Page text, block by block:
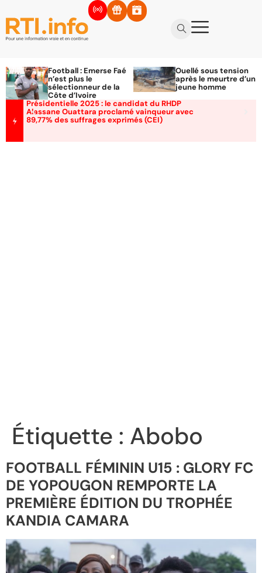
Football : Emerse Faé
n’est plus le
sélectionneur de la
Côte d’Ivoire
Ouellé sous tension
après le meurtre d’un
jeune homme
Présidentielle 2025 : le candidat du RHDP
Alassane Ouattara proclamé vainqueur avec
89,77% des suffrages exprimés (CEI)
Étiquette : Abobo
FOOTBALL FÉMININ U15 : GLORY FC
DE YOPOUGON REMPORTE LA
PREMIÈRE ÉDITION DU TROPHÉE
KANDIA CAMARA